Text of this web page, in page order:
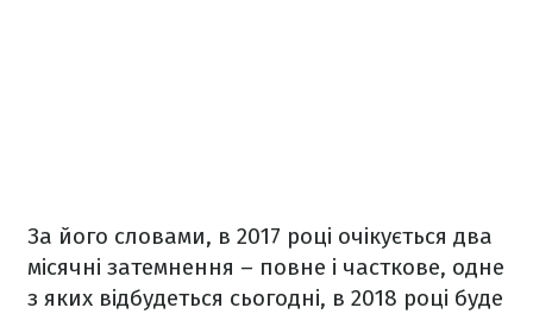
За його словами, в 2017 році очікується два
місячні затемнення – повне і часткове, одне
з яких відбудеться сьогодні, в 2018 році буде